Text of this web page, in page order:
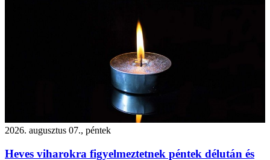
2026. augusztus 07., péntek
Heves viharokra figyelmeztetnek péntek délután és